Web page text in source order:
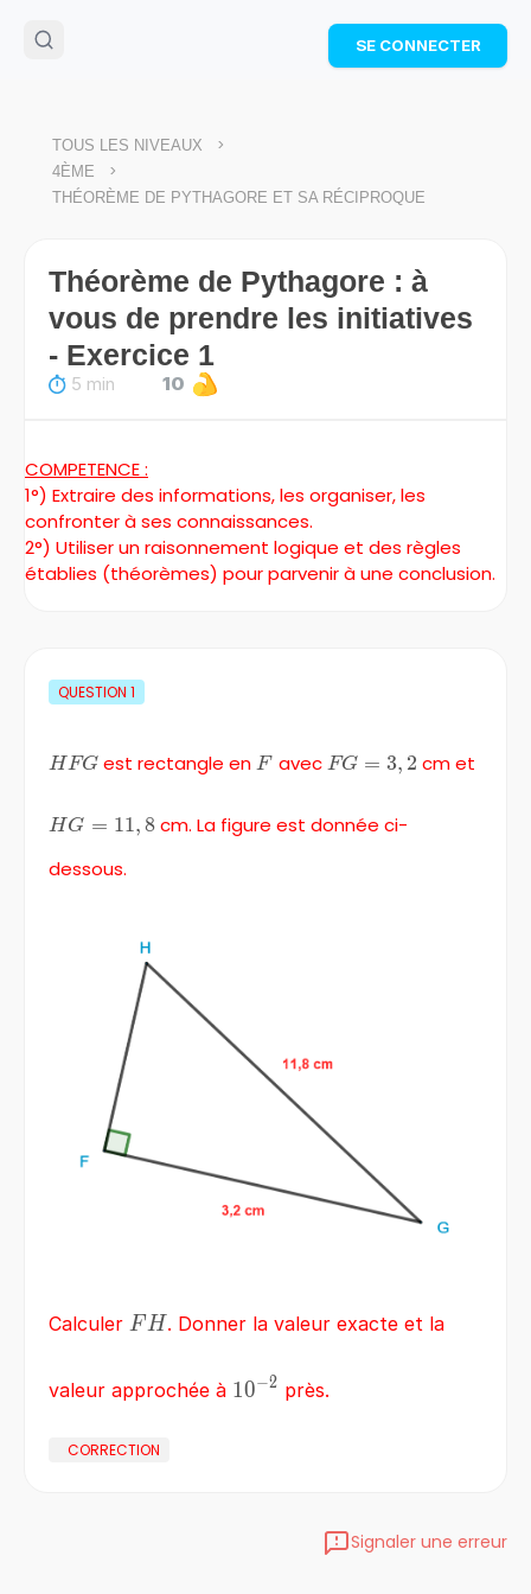
🌴Cahier de vacances offert
: révise les maths cet
Télécharge ton PDF gratuit et progresse avec des
SE CONNECTER
TOUS LES NIVEAUX >
4ÈME >
THÉORÈME DE PYTHAGORE ET SA RÉCIPROQUE
Théorème de Pythagore : à
vous de prendre les initiatives
- Exercice 1
5 min 10
COMPETENCE :
1°) Extraire des informations, les organiser, les
confronter à ses connaissances.
2°) Utiliser un raisonnement logique et des règles
établies (théorèmes) pour parvenir à une conclusion.
QUESTION 1
HFG
HFG est rectangle enF
F avecFG
FG = 3, 2 cm et
HG
11,8
HG = 11,8cm. La figure est donnée ci-
dessous.
Calculer FH
F H. Donner la valeur exacte et la
valeur approchée à 10^{-2}
10−2 près.
CORRECTION
Signaler une erreur